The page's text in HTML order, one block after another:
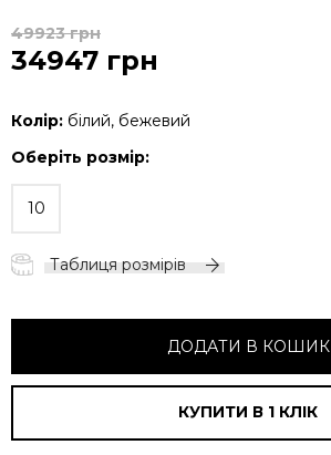
49923 грн
34947 грн
Колір: білий, бежевий
Оберіть розмір:
10
Таблиця розмірів
ДОДАТИ В КОШИК
КУПИТИ В 1 КЛIК